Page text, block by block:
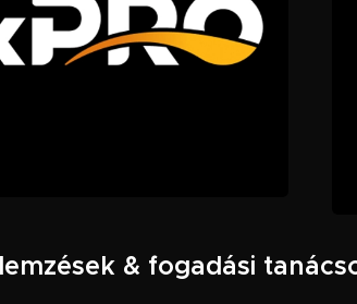
& fogadási